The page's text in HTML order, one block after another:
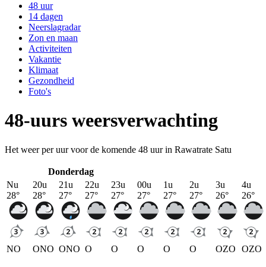
48 uur
14 dagen
Neerslagradar
Zon en maan
Activiteiten
Vakantie
Klimaat
Gezondheid
Foto's
48-uurs weersverwachting
Het weer per uur voor de komende 48 uur in Rawatrate Satu
Donderdag
Nu
28°
NO
20u
28°
ONO
21u
27°
ONO
22u
27°
O
23u
27°
O
00u
27°
O
1u
27°
O
2u
27°
O
3u
26°
OZO
4u
26°
OZO